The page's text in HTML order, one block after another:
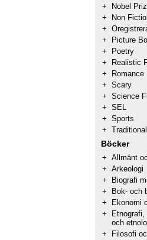
+
Nobel
+
Non
+
+
Picture
+
Poetry
+
Realistic
+
Romance
+ Scary
+ Science
+ SEL
+ Sports
+
Böcker
+ Allmänt
+ Arkeologi
+
Biografi
+
Bok- och
+
Ekonomi
+
och
+
Filosofi